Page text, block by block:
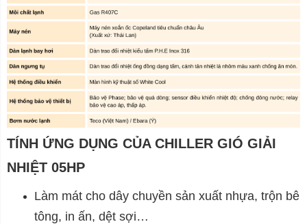
TÍNH ỨNG DỤNG CỦA CHILLER GIÓ GIẢI
NHIỆT 05HP
Làm mát cho dây chuyền sản xuất nhựa, trộn bê
tông, in ấn, dệt sợi…